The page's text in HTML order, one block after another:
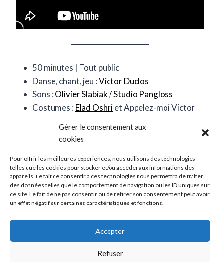
Gérer le consentement aux
cookies
Pour offrir les meilleures expériences, nous utilisons des technologies
telles que les cookies pour stocker et/ou accéder aux informations des
appareils. Le fait de consentir à ces technologies nous permettra de traiter
des données telles que le comportement de navigation ou les ID uniques sur
ce site. Le fait de ne pas consentir ou de retirer son consentement peut avoir
un effet négatif sur certaines caractéristiques et fonctions.
Accepter
Refuser
50 minutes | Tout public
Danse, chant, jeu :Victor Duclos
Sons : Olivier Slabiak / Studio Pangloss
Costumes : Elad Oshriet Appelez-moi Victor
Julien Bullat
Leurre | CoréalisationAtelier Lyrique de Tourcoing
dans le cadre des Belles Sorties de Lille Métropole
Nous soutenir
Visite virtuelle